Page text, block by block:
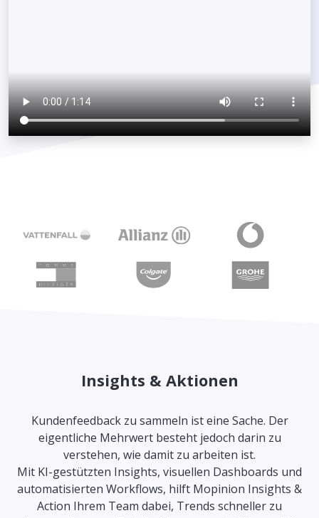
Insights & Aktionen
Kundenfeedback zu sammeln ist eine Sache. Der
eigentliche Mehrwert besteht jedoch darin zu
verstehen, wie damit zu arbeiten ist.
Mit KI-gestützten Insights, visuellen Dashboards und
automatisierten Workflows, hilft Mopinion Insights &
Action Ihrem Team dabei, Trends schneller zu